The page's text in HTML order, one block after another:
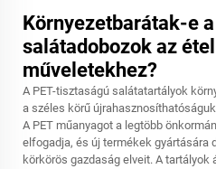
Környezetbarátak-e
salátadobozok az
műveletekhez?
A PET-tisztaságú salátatartályok
a széles körű
A PET műanyagot a legtöbb
elfogadja, és új termékek gyártására
körkörös gazdaság elveit. A